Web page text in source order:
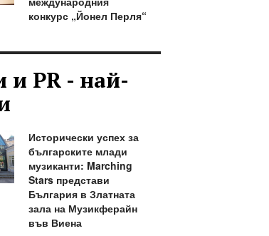
конкурс „Йонел Перля“
PR - най-
Исторически успех за
българските млади
музиканти: Marching
Stars представи
България в Златната
зала на Музикферайн
във Виена